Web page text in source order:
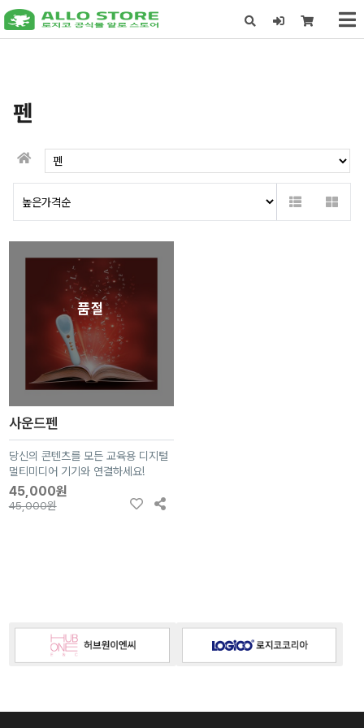
펜
품절
사운드펜
당신의 콘텐츠를 모든 교육용 디지털
멀티미디어 기기와 연결하세요!
45,000원
45,000원